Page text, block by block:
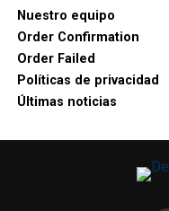
Nuestro equipo
Order Confirmation
Order Failed
Políticas de privacidad
Últimas noticias